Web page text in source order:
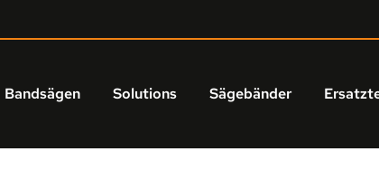
Bandsägen Solutions Sägebänder